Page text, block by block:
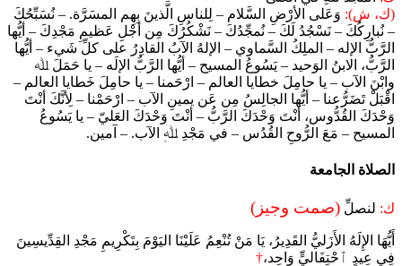
(ك، ش): وَعَلى الأرْضِ السَّلام – لِلناسِ الَّذينَ بِهِم المسَرَّة. – نُسَبِّحُكَ
– نُبارِكُكَ – نَسْجُدُ لَكَ – نُمجِّدُكَ – نَشْكُرُكَ مِن أجْلِ عَظيمِ مَجْدِكَ – أيُّها
الرَّبُّ الإله – الملِكُ السَّماوي – الإلهُ الآبُ القادِرُ على كلِّ شَيء – أيُّها
الرَّبُّ، الابنُ الوَحيد – يَسُوعُ المسيح – أيُّها الرَّبُّ الإلَه – يا حَمَلَ ﷲ
وابْنَ الآب – يا حامِلَ خطايا العالم – ارْحَمنا – يا حامِلَ خَطايا العالم –
اقْبَلْ تَضَرُّعنا – أيُّها الجالِسُ مِن عَن يمينِ الآب – ارْحَمْنا – لِأنَّكَ أنْتَ
وَحْدَكَ القُدُّوس، أنْتَ وَحْدَكَ الرَّبُّ – أنْتَ وَحْدَكَ العَليّ – يا يَسُوعُ
المسيح – مَعَ الرُّوحِ القُدُس – في مَجْدِ ﷲِ الآب. – آمين.
الصلاة الجامعة
ك: لنصلِّ (صمت وجيز)
أَيُّهَا الإِلَهُ الأَزَليُّ القَدِيرُ، يَا مَنْ تُنْعِمُ عَلَيْنَا اليَوْمَ بِتَكْرِيمِ مَجْدِ القِدِّيسِينَ
فِي عِيدٍ ٱحْتِفَاليٍّ وَاحِد،†